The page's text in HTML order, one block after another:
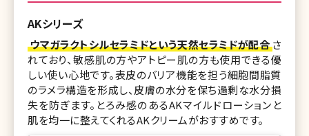
AKシリーズ
ウマガラクトシルセラミドという天然セラミドが配合さ
れており、敏感肌の方やアトピー肌の方も使用できる優
しい使い心地です。表皮のバリア機能を担う細胞間脂質
のラメラ構造を形成し、皮膚の水分を保ち過剰な水分損
失を防ぎます。とろみ感のあるAKマイルドローションと
肌を均一に整えてくれるAKクリームがおすすめです。